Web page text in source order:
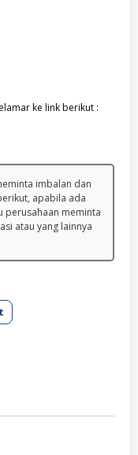
ke link berikut :
imbalan dan
apabila ada
perusahaan meminta
atau yang lainnya